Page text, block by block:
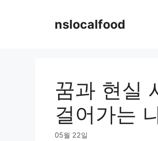
nslocalfood
꿈과 현실
걸어가는
05월 22일